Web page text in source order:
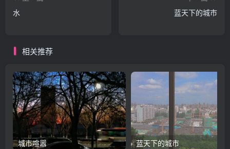
水
蓝天下的城市
相关推荐
城市喧嚣 蓝天下的城市